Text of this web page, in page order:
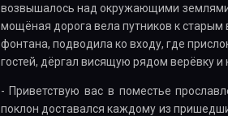
возвышалось над окружающими
мощёная дорога вела путников к
фонтана, подводила ко входу, где
гостей, дёргал висящую рядом верёвку
- Приветствую вас в поместье
поклон доставался каждому из